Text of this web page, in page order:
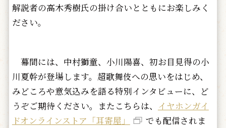
解説者の高木秀樹氏の掛け合いとともにお楽しみく
ださい。
幕間には、中村獅童、小川陽喜、初お目見得の小
川夏幹が登場します。超歌舞伎への思いをはじめ、
みどころや意気込みを語る特別インタビューに、ど
うぞご期待ください。またこちらは、 イヤホンガイ
ドオンラインストア「耳寄屋」
でも配信されま